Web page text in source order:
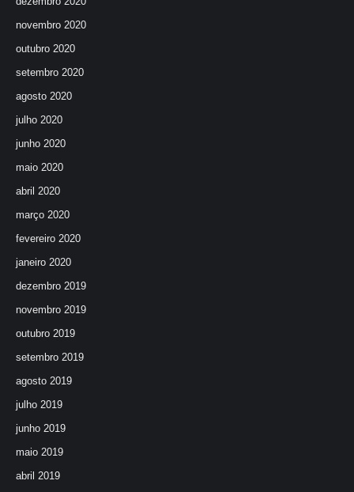
novembro 2020
outubro 2020
setembro 2020
agosto 2020
julho 2020
junho 2020
maio 2020
abril 2020
março 2020
fevereiro 2020
janeiro 2020
dezembro 2019
novembro 2019
outubro 2019
setembro 2019
agosto 2019
julho 2019
junho 2019
maio 2019
abril 2019